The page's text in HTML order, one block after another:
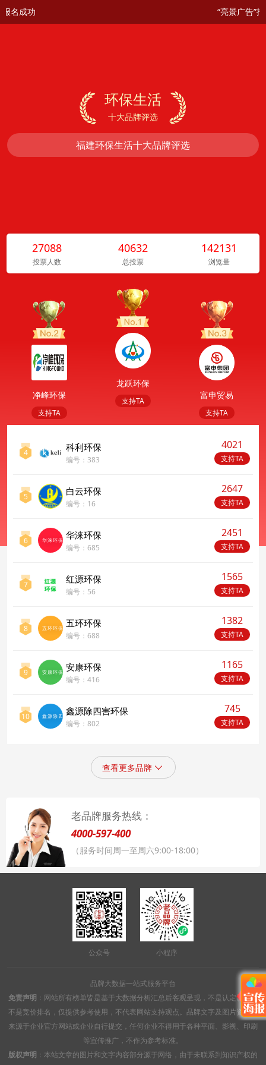
名成功 “亮景广告”报
 环保生活
十大品牌评选 
福建环保生活十大品牌评选
27088
投票人数
40632
总投票
142131
浏览量
净峰环保
支持TA
龙跃环保
支持TA 富申贸易
支持TA
4 科利环保
编号：383
4021
支持TA
5 白云环保
编号：16
2647
支持TA
6 华涞环保 华涞环保
编号：685
2451
支持TA
7 红源环保
编号：56
1565
支持TA
8 五环环保 五环环保
编号：688
1382
支持TA
9 安康环保 安康环保
编号：416
1165
支持TA
10 鑫源除四害环鑫源除四害环保
编号：802
745
支持TA
查看更多品牌
老品牌服务热线：
4000-597-400
（服务时间周一至周六9:00-18:00）
公众号 小程序
品牌大数据一站式服务平台
免责声明 ：网站所有榜单皆是基于大数据分析汇总后客观呈现，不是认定认证，
不是竞价排名，仅提供参考使用，不代表网站支持观点。品牌文字及图片资料均
来源于企业官方网站或企业自行提交，任何企业不得用于各种平面、影视、印刷
等宣传推广，不作为参考标准。
版权声明 ：本站文章的图片和文字内容部分源于网络，由于未联系到知识产权的